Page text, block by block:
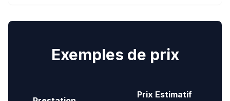
Exemples de prix
Prix Estimatif